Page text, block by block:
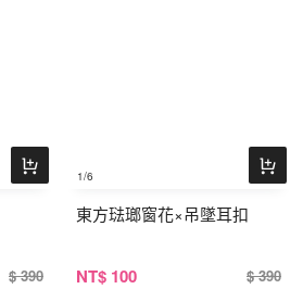
$ 390
1/6
東方琺瑯窗花×吊墜耳扣
NT$ 100 $ 390